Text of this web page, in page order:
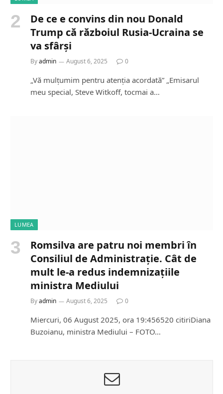
De ce e convins din nou Donald
Trump că războiul Rusia-Ucraina se
va sfârși
Byadmin August 6, 2025 0
„Vă mulțumim pentru atenția acordată” „Emisarul
meu special, Steve Witkoff, tocmai a…
LUMEA
Romsilva are patru noi membri în
Consiliul de Administrație. Cât de
mult le-a redus indemnizațiile
ministra Mediului
Byadmin August 6, 2025 0
Miercuri, 06 August 2025, ora 19:456520 citiriDiana
Buzoianu, ministra Mediului – FOTO…